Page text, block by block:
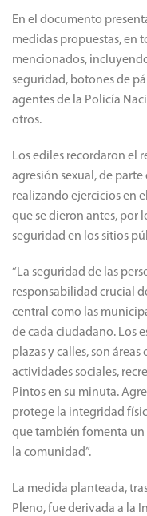
En el documento
medidas propuestas, en
mencionados,
seguridad, botones de
agentes de la Policía
otros.
Los ediles recordaron el
agresión sexual, de
realizando ejercicios en
que se dieron antes, por
seguridad en los sitios
“La seguridad de las
responsabilidad crucial
central como las
de cada ciudadano. Los
plazas y calles, son
actividades sociales,
Pintos en su minuta.
protege la integridad
que también fomenta un
la comunidad”.
La medida planteada,
Pleno, fue derivada a la